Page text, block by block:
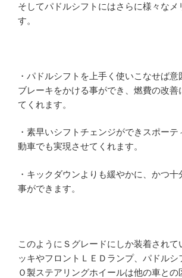
そしてパドルシフトにはさらに様々なメ
す。
・パドルシフトを上手く使いこなせば意
ブレーキをかける事ができ、燃費の改善
てくれます。
・素早いシフトチェンジができスポーテ
動車でも実現させてくれます。
・キックダウンよりも緩やかに、かつ十
事ができます。
このようにＳグレードにしか装着されて
ッキやフロントＬＥＤランプ、パドルシ
Ｏ製ステアリングホイールは他の車との